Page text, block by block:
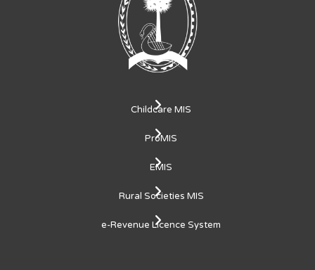
Childcare MIS
ProMIS
EMIS
Rural Societies MIS
e-Revenue Licence System